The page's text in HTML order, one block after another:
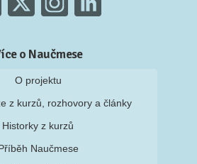
o Naučmese
O projektu
z kurzů, rozhovory a články
Historky z kurzů
Naučmese